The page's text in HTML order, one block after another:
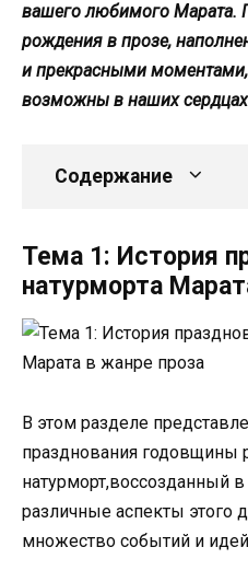
вашего любимого Марата.
рождения в прозе,
и прекрасными
возможны в наших
Содержание
Тема 1: История
натурморта
В этом разделе
празднования
натурморт,воссозданный
различные аспекты этого
множество событий и